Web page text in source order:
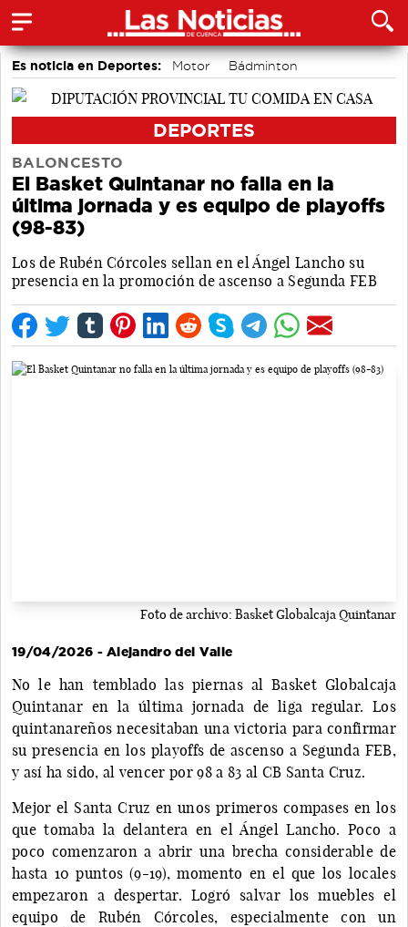
Es noticia en Deportes: Motor
Bádminton
Bolos conquenses
DEPORTES
BALONCESTO
El Basket Quintanar no falla en la
última jornada y es equipo de playoffs
(98-83)
Los de Rubén Córcoles sellan en el Ángel Lancho su
presencia en la promoción de ascenso a Segunda FEB
Foto de archivo: Basket Globalcaja Quintanar
19/04/2026 - Alejandro del Valle
No le han temblado las piernas al Basket Globalcaja
Quintanar en la última jornada de liga regular. Los
quintanareños necesitaban una victoria para confirmar
su presencia en los playoffs de ascenso a Segunda FEB,
y así ha sido, al vencer por 98 a 83 al CB Santa Cruz.
Mejor el Santa Cruz en unos primeros compases en los
que tomaba la delantera en el Ángel Lancho. Poco a
poco comenzaron a abrir una brecha considerable de
hasta 10 puntos (9-19), momento en el que los locales
empezaron a despertar. Logró salvar los muebles el
equipo de Rubén Córcoles, especialmente con un